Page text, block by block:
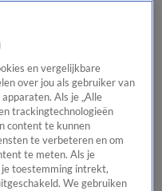
Het beste van Hart
Tip de
en vergelijkbare
over jou als gebruiker van
Als je „Alle
trackingtechnologieën
content te kunnen
te verbeteren en om
te meten. Als je
je toestemming intrekt,
We gebruiken